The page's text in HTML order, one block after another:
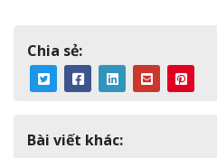
Chia sẻ:
Bài viết khác: